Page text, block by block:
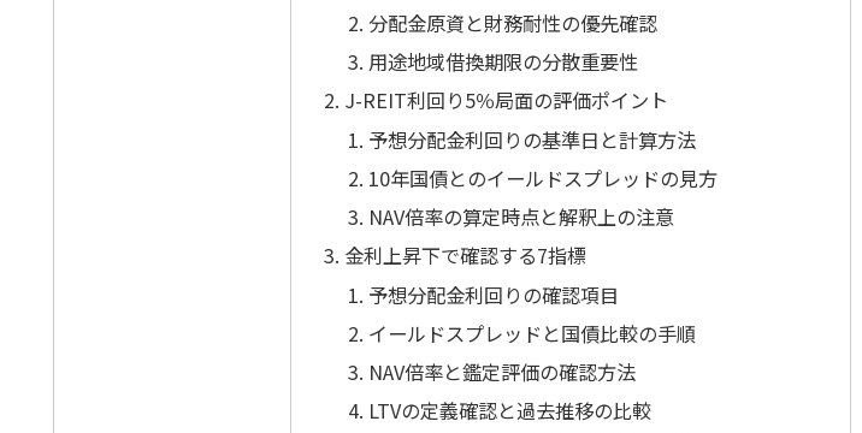
分配金原資と財務耐性の優先確認
用途地域借換期限の分散重要性
J-REIT利回り5％局面の評価ポイント
予想分配金利回りの基準日と計算方法
10年国債とのイールドスプレッドの見方
NAV倍率の算定時点と解釈上の注意
金利上昇下で確認する7指標
予想分配金利回りの確認項目
イールドスプレッドと国債比較の手順
NAV倍率と鑑定評価の確認方法
LTVの定義確認と過去推移の比較